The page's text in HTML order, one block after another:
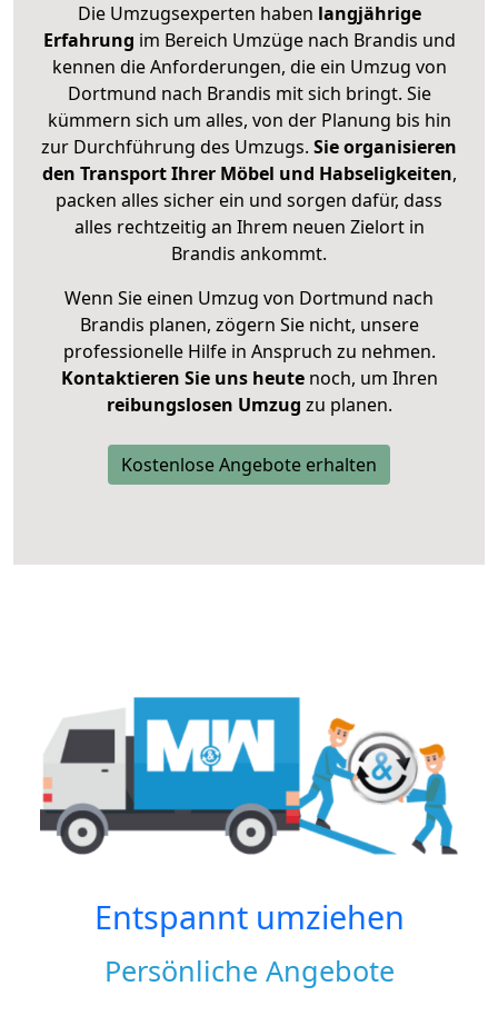
Die Umzugsexperten haben langjährige
Erfahrung im Bereich Umzüge nach Brandis und
kennen die Anforderungen, die ein Umzug von
Dortmund nach Brandis mit sich bringt. Sie
kümmern sich um alles, von der Planung bis hin
zur Durchführung des Umzugs. Sie organisieren
den Transport Ihrer Möbel und Habseligkeiten,
packen alles sicher ein und sorgen dafür, dass
alles rechtzeitig an Ihrem neuen Zielort in
Brandis ankommt.
Wenn Sie einen Umzug von Dortmund nach
Brandis planen, zögern Sie nicht, unsere
professionelle Hilfe in Anspruch zu nehmen.
Kontaktieren Sie uns heutenoch, um Ihren
reibungslosen Umzug zu planen.
Kostenlose Angebote erhalten
Entspannt umziehen
Persönliche Angebote